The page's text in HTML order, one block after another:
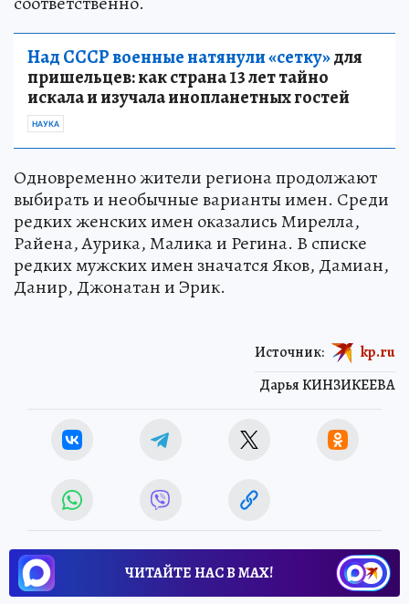
Над СССР военные натянули «сетку»для
пришельцев: как страна 13 лет тайно
искала и изучала инопланетных гостей
НАУКА
Одновременно жители региона продолжают
выбирать и необычные варианты имен. Среди
редких женских имен оказались Мирелла,
Райена, Аурика, Малика и Регина. В списке
редких мужских имен значатся Яков, Дамиан,
Данир, Джонатан и Эрик.
Дарья КИНЗИКЕЕВА
Источник: kp.ru
ЧИТАЙТЕ НАС В МАХ!